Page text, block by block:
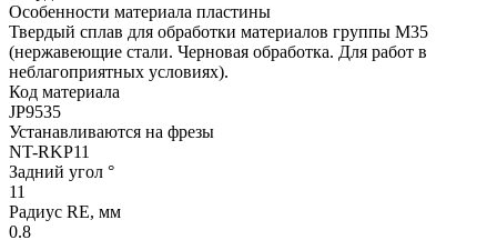
Особенности материала пластины
Твердый сплав для обработки материалов группы M35
(нержавеющие стали. Черновая обработка. Для работ в
неблагоприятных условиях).
Код материала
JP9535
Устанавливаются на фрезы
NT-RKP11
Задний угол °
11
Радиус RE, мм
0.8